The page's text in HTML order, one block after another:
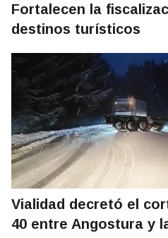
Fortalecen la
destinos turísticos
Vialidad decretó el
40 entre Angostura y